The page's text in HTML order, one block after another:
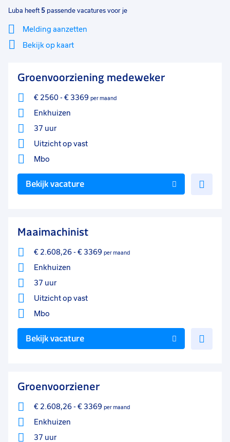
Luba heeft 5 passende vacatures voor je
Melding aanzetten
Bekijk op kaart
Filter
Sluiten
Groenvoorziening medeweker
€ 2560- € 3369 per maand
Enkhuizen
37 uur
Uitzicht op vast
Mbo
Bekijk vacature
Maaimachinist
€ 2.608,26- € 3369 per maand
Enkhuizen
37 uur
Uitzicht op vast
Mbo
Bekijk vacature
Groenvoorziener
€ 2.608,26- € 3369 per maand
Enkhuizen
37 uur